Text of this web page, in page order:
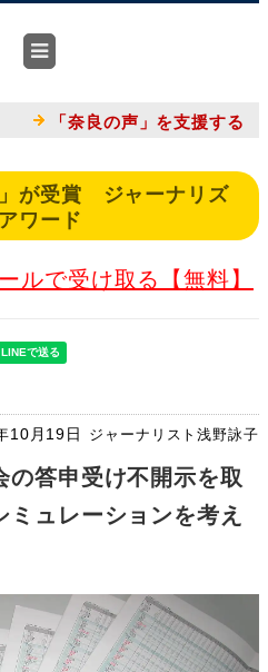
「奈良の声」を支援する
が受賞 ジャーナリズ
ワード
ルで受け取る【無料】
10月19日 ジャーナリスト浅野詠子
答申受け不開示を取
ュレーションを考え